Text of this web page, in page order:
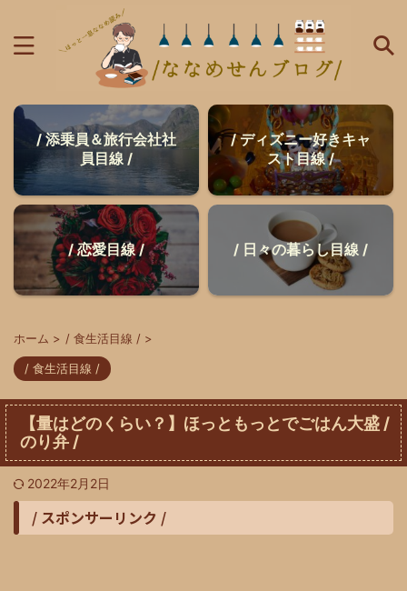
/ 添乗員＆旅行会社社
員目線 /
/ ディズニー好きキャ
スト目線 /
/ 恋愛目線 / / 日々の暮らし目線 /
ホーム > / 食生活目線 / >
/ 食生活目線 /
【量はどのくらい？】ほっともっとでごはん大盛 /
のり弁 /
2022年2月2日
/ スポンサーリンク /